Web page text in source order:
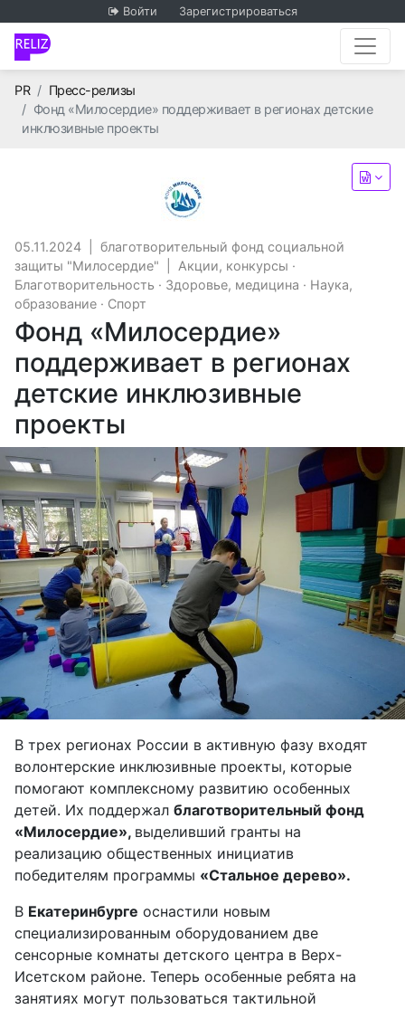
Войти Зарегистрироваться
PRГлавная
Пресс-релизы
Фонд «Милосердие» поддерживает в регионах детские
инклюзивные проекты
благотворительный фонд
05.11.2024
благотворительный фонд социальной
защиты "Милосердие"
Акции, конкурсы ·
Благотворительность · Здоровье, медицина · Наука,
образование · Спорт
Фонд «Милосердие»
поддерживает в регионах
детские инклюзивные
проекты
В трех регионах России в активную фазу входят
волонтерские инклюзивные проекты, которые
помогают комплексному развитию особенных
детей. Их поддержал благотворительный фонд
«Милосердие», выделивший гранты на
реализацию общественных инициатив
победителям программы «Стальное дерево».
В Екатеринбурге оснастили новым
специализированным оборудованием две
сенсорные комнаты детского центра в Верх-
Исетском районе. Теперь особенные ребята на
занятиях могут пользоваться тактильной